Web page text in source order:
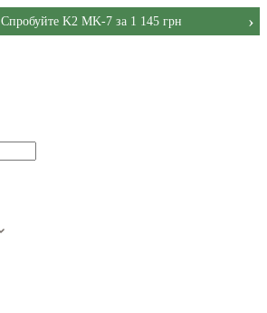
Спробуйте K2 MK-7 за 1 145 грн ›